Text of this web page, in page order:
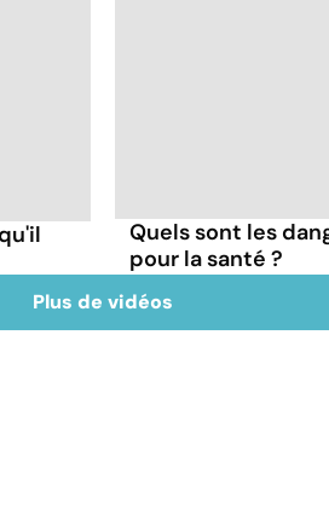
Quels sont les
pour la santé ?
Plus de vidéos